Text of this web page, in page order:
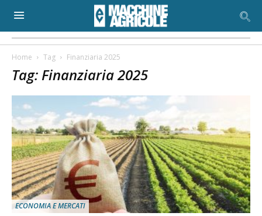
Home Tag Finanziaria 2025
Tag: Finanziaria 2025
ECONOMIA E MERCATI